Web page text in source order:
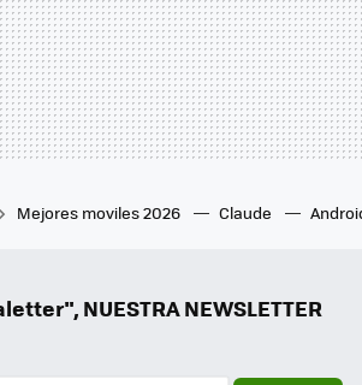
Mejores moviles 2026 Claude
NUESTRA NEWSLETTER